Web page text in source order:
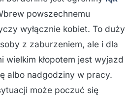
powszechnemu
wyłącznie kobiet. To duży
z zaburzeniem, ale i dla
wielkim kłopotem jest wyjazd
albo nadgodziny w pracy.
może poczuć się